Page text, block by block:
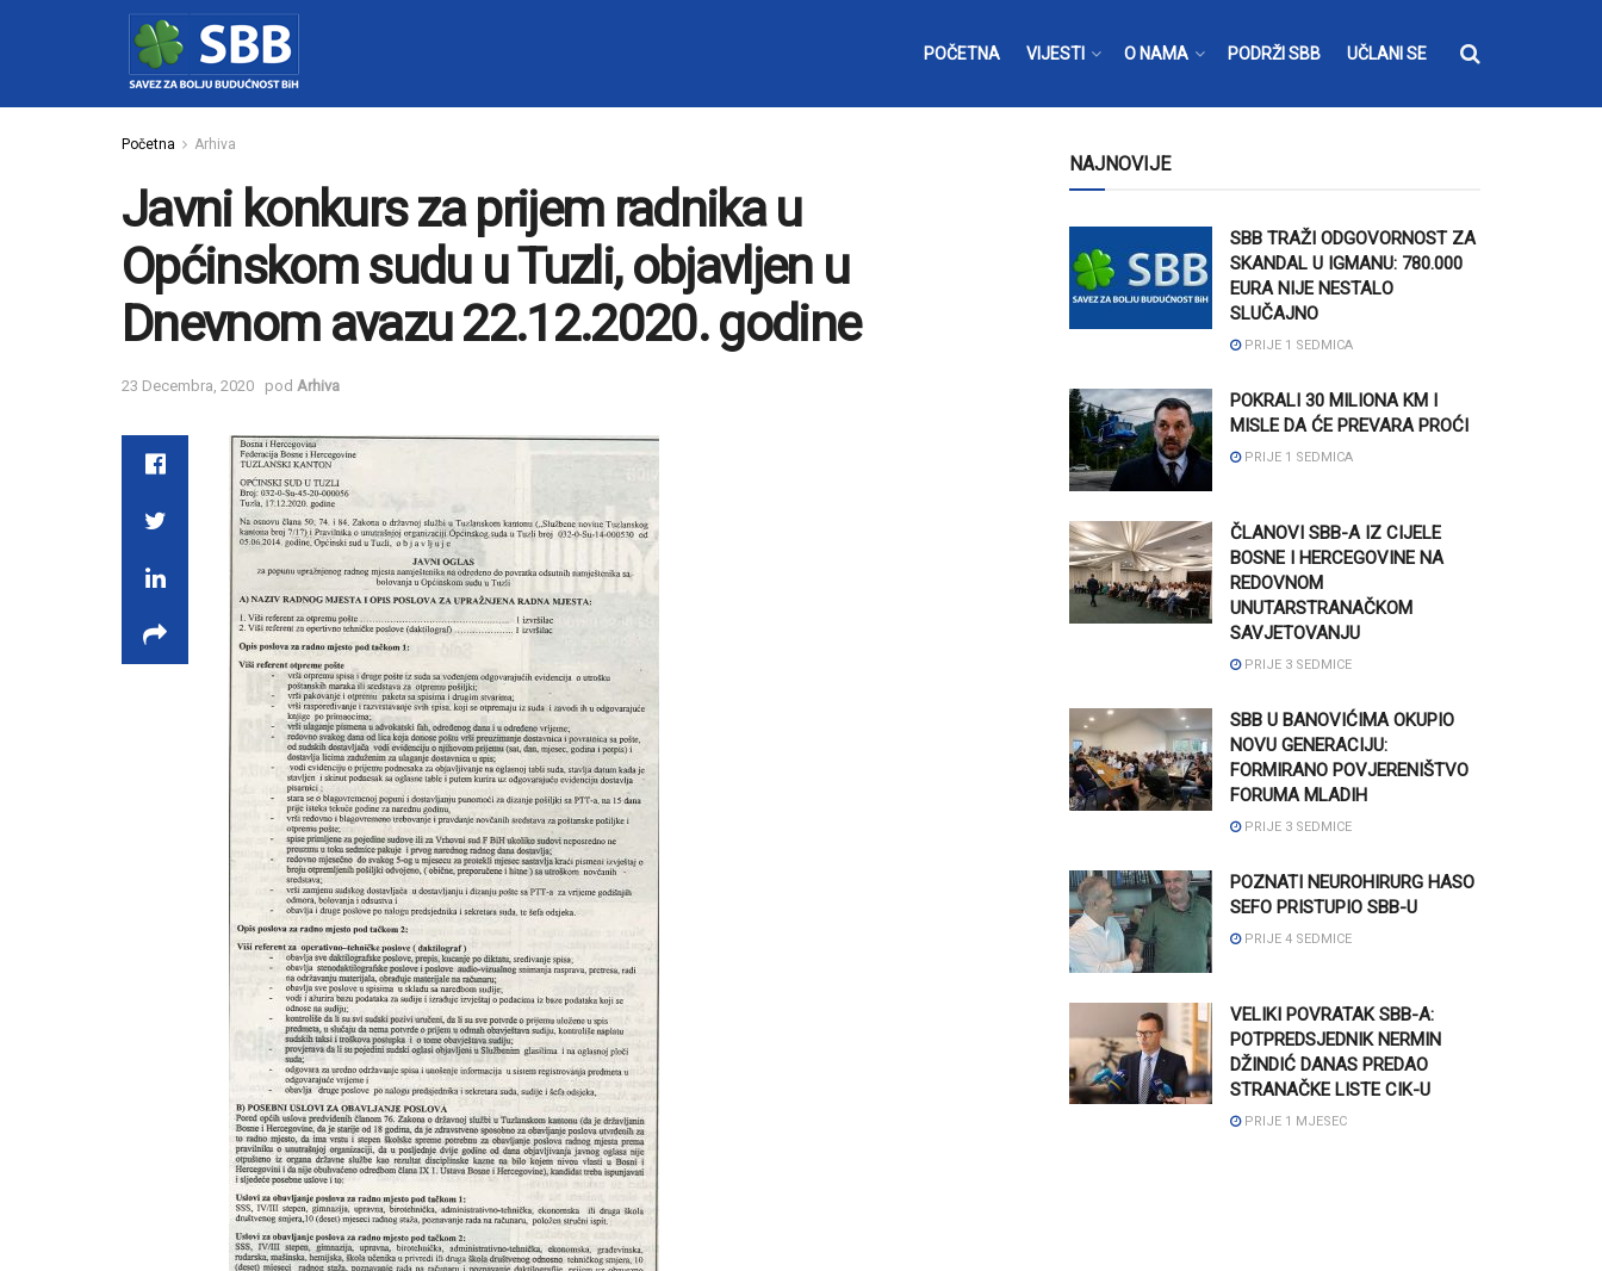
POČETNA VIJESTI O NAMA PODRŽI SBB UČLANI SE
Početna Arhiva
Javni konkurs za prijem radnika u
Općinskom sudu u Tuzli, objavljen u
Dnevnom avazu 22.12.2020. godine
23 Decembra, 2020 pod Arhiva
NAJNOVIJE
SBB TRAŽI ODGOVORNOST ZA
SKANDAL U IGMANU: 780.000
EURA NIJE NESTALO
SLUČAJNO
PRIJE 1 SEDMICA
POKRALI 30 MILIONA KM I
MISLE DA ĆE PREVARA PROĆI
PRIJE 1 SEDMICA
ČLANOVI SBB-A IZ CIJELE
BOSNE I HERCEGOVINE NA
REDOVNOM
UNUTARSTRANAČKOM
SAVJETOVANJU
PRIJE 3 SEDMICE
SBB U BANOVIĆIMA OKUPIO
NOVU GENERACIJU:
FORMIRANO POVJERENIŠTVO
FORUMA MLADIH
PRIJE 3 SEDMICE
POZNATI NEUROHIRURG HASO
SEFO PRISTUPIO SBB-U
PRIJE 4 SEDMICE
VELIKI POVRATAK SBB-A:
POTPREDSJEDNIK NERMIN
DŽINDIĆ DANAS PREDAO
STRANAČKE LISTE CIK-U
PRIJE 1 MJESEC